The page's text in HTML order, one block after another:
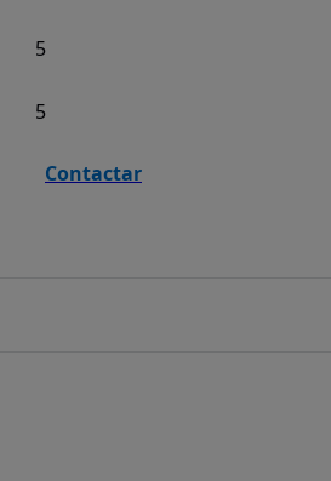
5
5
Contactar